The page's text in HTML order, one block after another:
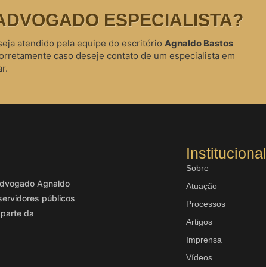
ESPECIALISTA?
atendido pela equipe do escritório Agnaldo Bastos
caso deseje contato de um especialista em
Agnaldo
públicos
da
Institucional
Sobre
Atuação
Processos
Artigos
Imprensa
Vídeos